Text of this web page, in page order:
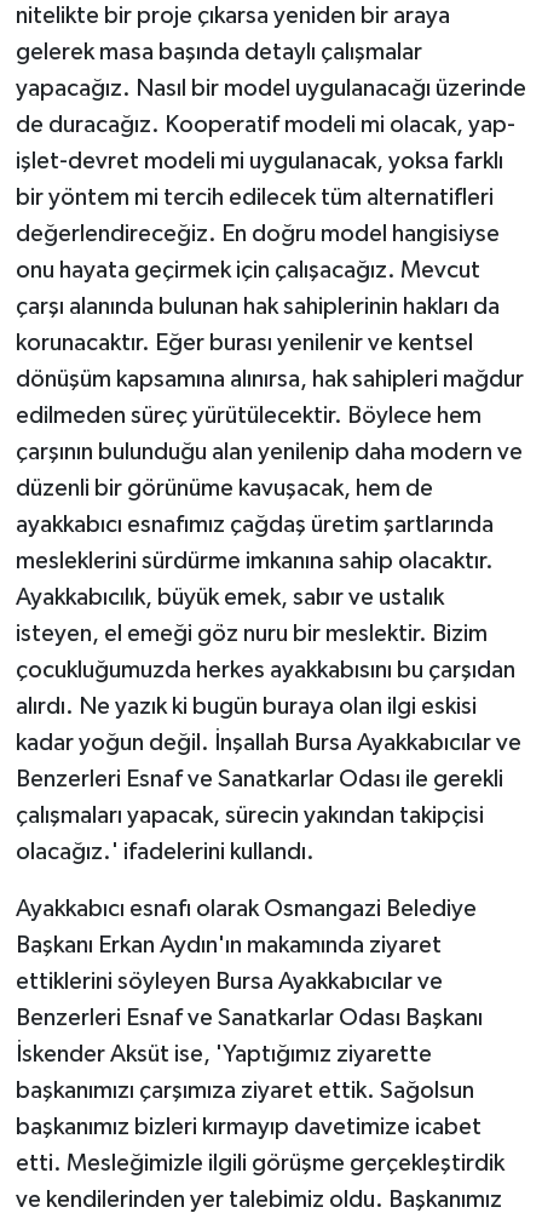
nitelikte bir proje çıkarsa yeniden bir araya
gelerek masa başında detaylı çalışmalar
yapacağız. Nasıl bir model uygulanacağı üzerinde
de duracağız. Kooperatif modeli mi olacak, yap-
işlet-devret modeli mi uygulanacak, yoksa farklı
bir yöntem mi tercih edilecek tüm alternatifleri
değerlendireceğiz. En doğru model hangisiyse
onu hayata geçirmek için çalışacağız. Mevcut
çarşı alanında bulunan hak sahiplerinin hakları da
korunacaktır. Eğer burası yenilenir ve kentsel
dönüşüm kapsamına alınırsa, hak sahipleri mağdur
edilmeden süreç yürütülecektir. Böylece hem
çarşının bulunduğu alan yenilenip daha modern ve
düzenli bir görünüme kavuşacak, hem de
ayakkabıcı esnafımız çağdaş üretim şartlarında
mesleklerini sürdürme imkanına sahip olacaktır.
Ayakkabıcılık, büyük emek, sabır ve ustalık
isteyen, el emeği göz nuru bir meslektir. Bizim
çocukluğumuzda herkes ayakkabısını bu çarşıdan
alırdı. Ne yazık ki bugün buraya olan ilgi eskisi
kadar yoğun değil. İnşallah Bursa Ayakkabıcılar ve
Benzerleri Esnaf ve Sanatkarlar Odası ile gerekli
çalışmaları yapacak, sürecin yakından takipçisi
olacağız.' ifadelerini kullandı.
Ayakkabıcı esnafı olarak Osmangazi Belediye
Başkanı Erkan Aydın'ın makamında ziyaret
ettiklerini söyleyen Bursa Ayakkabıcılar ve
Benzerleri Esnaf ve Sanatkarlar Odası Başkanı
İskender Aksüt ise, 'Yaptığımız ziyarette
başkanımızı çarşımıza ziyaret ettik. Sağolsun
başkanımız bizleri kırmayıp davetimize icabet
etti. Mesleğimizle ilgili görüşme gerçekleştirdik
ve kendilerinden yer talebimiz oldu. Başkanımız